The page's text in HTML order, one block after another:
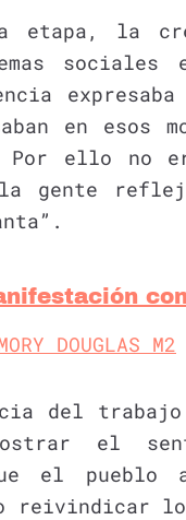
etapa, la
sociales
en esos
ello no
gente
del
el
el pueblo
reivindicar